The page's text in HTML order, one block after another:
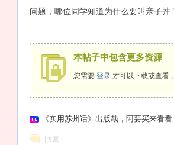
问题，哪位同学知道为什么要叫亲子丼
本帖子中包含更多资源
您需要 登录 才可以下载或查看
《实用苏州话》出版哉，阿要买来看看
回复